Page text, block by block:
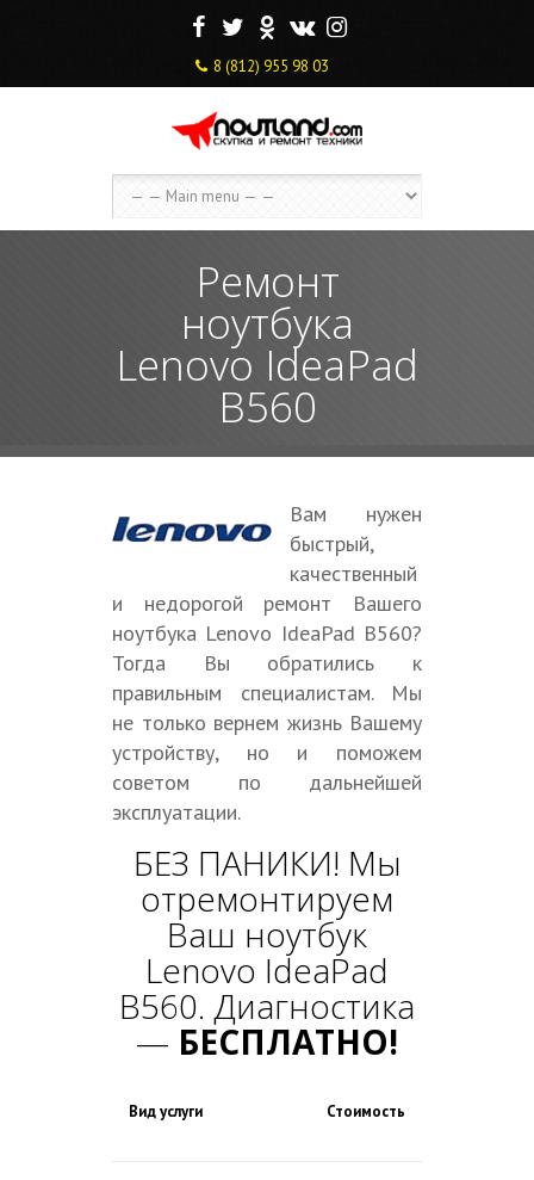
F T O V I
8 (812) 955 98 03
Ремонт
ноутбука
Lenovo IdeaPad
B560
Вам нужен
быстрый,
качественный
и недорогой ремонт Вашего
ноутбука Lenovo IdeaPad B560?
Тогда Вы обратились к
правильным специалистам. Мы
не только вернем жизнь Вашему
устройству, но и поможем
советом по дальнейшей
эксплуатации.
БЕЗ ПАНИКИ! Мы
отремонтируем
Ваш ноутбук
Lenovo IdeaPad
B560. Диагностика
— БЕСПЛАТНО!
Вид услуги Стоимость